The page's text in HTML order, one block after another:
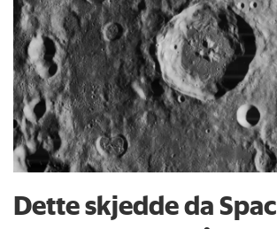
Dette skjedde da